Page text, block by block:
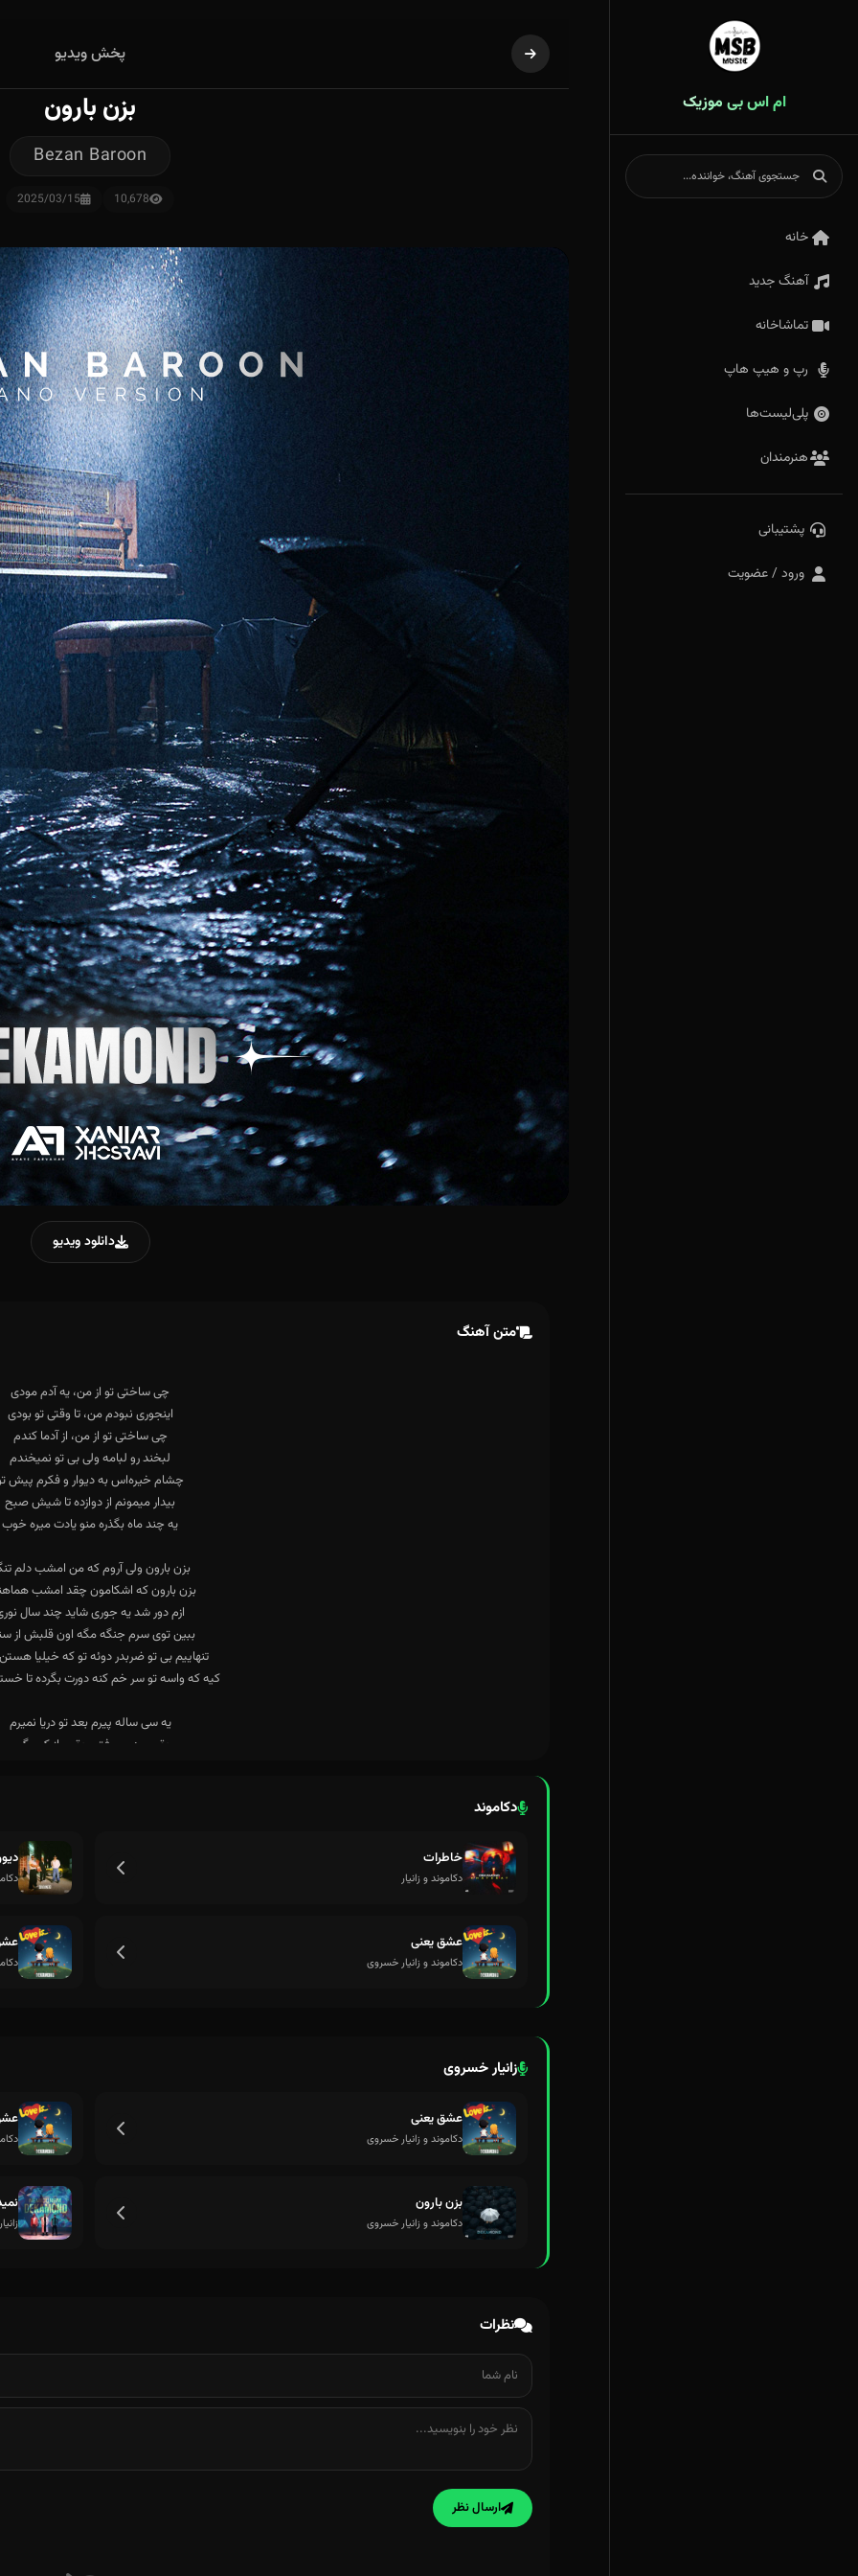
ام اس بی موزیک
خانه
آهنگ جدید
تماشاخانه
رپ و هیپ هاپ
پلی‌لیست‌ها
هنرمندان
پشتیبانی
ورود / عضویت
پخش ویدیو
بزن بارون
Bezan Baroon
10,678
2025/03/15
دانلود ویدیو
متن آهنگ
دکاموند
خاطرات
دکاموند و زانیار
عشق یعنی
دکاموند و زانیار خسروی
زانیار خسروی
عشق یعنی
دکاموند و زانیار خسروی
بزن بارون
دکاموند و زانیار خسروی
نظرات
ارسال نظر